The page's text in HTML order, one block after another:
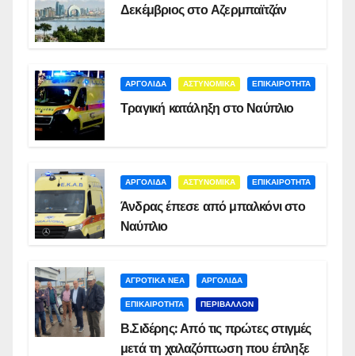
Δεκέμβριος στο Αζερμπαϊτζάν
ΑΡΓΟΛΙΔΑ ΑΣΤΥΝΟΜΙΚΑ ΕΠΙΚΑΙΡΟΤΗΤΑ
Τραγική κατάληξη στο Ναύπλιο
ΑΡΓΟΛΙΔΑ ΑΣΤΥΝΟΜΙΚΑ ΕΠΙΚΑΙΡΟΤΗΤΑ
Άνδρας έπεσε από μπαλκόνι στο
Ναύπλιο
ΑΓΡΟΤΙΚΑ ΝΕΑ ΑΡΓΟΛΙΔΑ
ΕΠΙΚΑΙΡΟΤΗΤΑ ΠΕΡΙΒΑΛΛΟΝ
Β.Σιδέρης: Από τις πρώτες στιγμές
μετά τη χαλαζόπτωση που έπληξε